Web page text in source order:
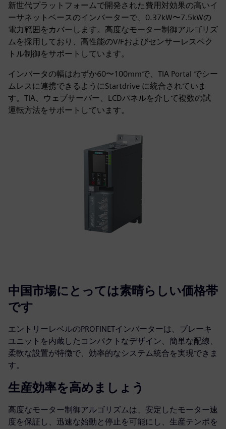
新世代プラットフォームで開発された費用対効果の高いイ
ーサネットベースのインバーターで、0.37kW〜7.5kWの
電力範囲をカバーします。高度なモーター制御アルゴリズ
ムを採用しており、高性能のV/Fおよびセンサーレスベク
トル制御をサポートしています。
インバータの幅はわずか60〜100mmで、TIA Portal でシー
ムレスに連携できるようにStartdrive に統合されていま
す。TIA、ウェブサーバー、LCDパネルを介して複数の試
運転方法をサポートしています。
中国市場にとっては素晴らしい価格帯
です
エントリーレベルのPROFINETインバーターは、ブレーキ
ユニットを内蔵したコンパクトなデザイン、簡単な配線、
柔軟な設置が特徴で、効率的なシステム統合を実現できま
す。
生産効率を高めましょう
高度なモーター制御アルゴリズムは、安定したモーター速
度を保証し、迅速な始動と停止を可能にし、生産テンポを